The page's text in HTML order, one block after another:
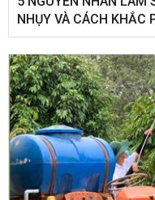
NHỤY VÀ CÁCH KHẮC